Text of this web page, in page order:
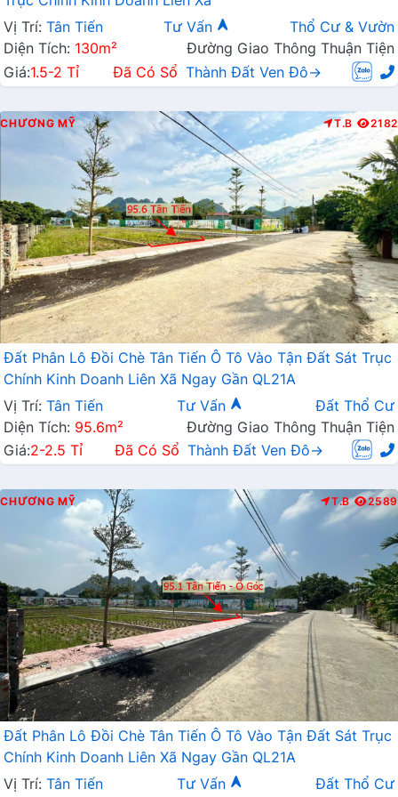
Vị Trí: Tân Tiến Tư Vấn
Thổ Cư & Vườn
Diện Tích: 130m²
Đường Giao Thông Thuận Tiện
Giá:1.5-2 Tỉ Đã Có Sổ Thành Đất Ven Đô→
CHƯƠNG MỸ T.B 2182
Đất Phân Lô Đồi Chè Tân Tiến Ô Tô Vào Tận Đất Sát Trục
Chính Kinh Doanh Liên Xã Ngay Gần QL21A
Vị Trí: Tân Tiến Tư Vấn
Đất Thổ Cư
Diện Tích: 95.6m²
Đường Giao Thông Thuận Tiện
Giá:2-2.5 Tỉ Đã Có Sổ Thành Đất Ven Đô→
CHƯƠNG MỸ T.B 2589
Đất Phân Lô Đồi Chè Tân Tiến Ô Tô Vào Tận Đất Sát Trục
Chính Kinh Doanh Liên Xã Ngay Gần QL21A
Vị Trí: Tân Tiến Tư Vấn
Đất Thổ Cư